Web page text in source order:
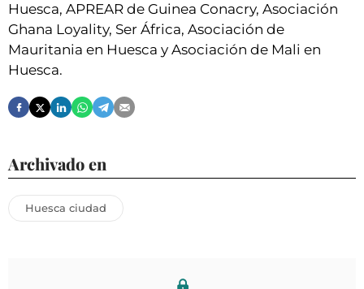
Huesca, APREAR de Guinea Conacry, Asociación
Ghana Loyality, Ser África, Asociación de
Mauritania en Huesca y Asociación de Mali en
Huesca.
Archivado en
Huesca ciudad